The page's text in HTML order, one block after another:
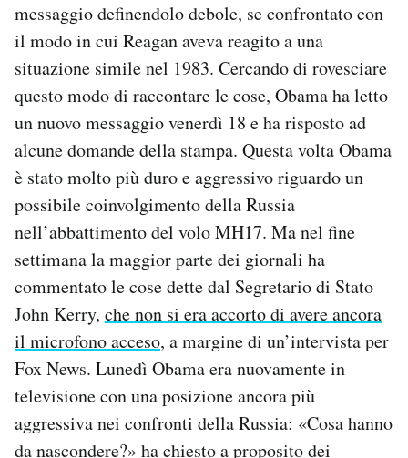
messaggio definendolo debole, se confrontato con
il modo in cui Reagan aveva reagito a una
situazione simile nel 1983. Cercando di rovesciare
questo modo di raccontare le cose, Obama ha letto
un nuovo messaggio venerdì 18 e ha risposto ad
alcune domande della stampa. Questa volta Obama
è stato molto più duro e aggressivo riguardo un
possibile coinvolgimento della Russia
nell’abbattimento del volo MH17. Ma nel fine
settimana la maggior parte dei giornali ha
commentato le cose dette dal Segretario di Stato
John Kerry, che non si era accorto di avere ancora
il microfono acceso, a margine di un’intervista per
Fox News. Lunedì Obama era nuovamente in
televisione con una posizione ancora più
aggressiva nei confronti della Russia: «Cosa hanno
da nascondere?» ha chiesto a proposito dei